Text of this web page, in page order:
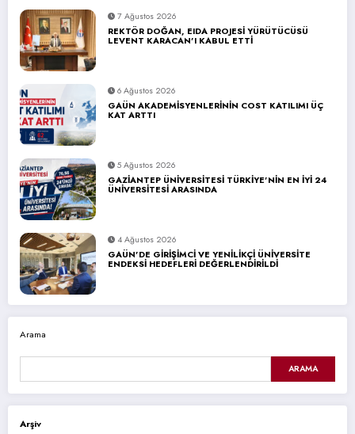
7 Ağustos 2026
REKTÖR DOĞAN, EIDA PROJESİ YÜRÜTÜCÜSÜ
LEVENT KARACAN’I KABUL ETTİ
6 Ağustos 2026
GAÜN AKADEMİSYENLERİNİN COST KATILIMI ÜÇ
KAT ARTTI
5 Ağustos 2026
GAZİANTEP ÜNİVERSİTESİ TÜRKİYE’NİN EN İYİ 24
ÜNİVERSİTESİ ARASINDA
4 Ağustos 2026
GAÜN’DE GİRİŞİMCİ VE YENİLİKÇİ ÜNİVERSİTE
ENDEKSİ HEDEFLERİ DEĞERLENDİRİLDİ
Arama
ARAMA
Arşiv